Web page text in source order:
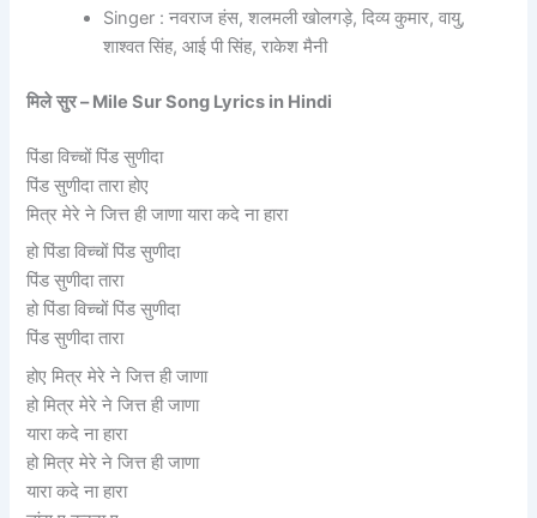
Singer : नवराज हंस, शलमली खोलगड़े, दिव्य कुमार, वायु,
शाश्वत सिंह, आई पी सिंह, राकेश मैनी
मिले सुर– Mile Sur Song Lyrics in Hindi
पिंडा विच्चों पिंड सुणीदा
पिंड सुणीदा तारा होए
मित्र मेरे ने जित्त ही जाणा यारा कदे ना हारा
हो पिंडा विच्चों पिंड सुणीदा
पिंड सुणीदा तारा
हो पिंडा विच्चों पिंड सुणीदा
पिंड सुणीदा तारा
होए मित्र मेरे ने जित्त ही जाणा
हो मित्र मेरे ने जित्त ही जाणा
यारा कदे ना हारा
हो मित्र मेरे ने जित्त ही जाणा
यारा कदे ना हारा